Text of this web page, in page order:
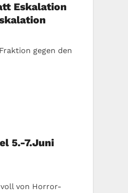
Eskalation
gegen den
5.-7.Juni
von Horror-